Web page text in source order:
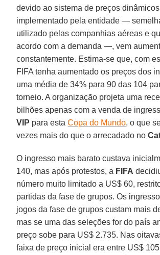
devido ao sistema de preços dinâmicos
implementado pela entidade —
utilizado pelas companhias aéreas e
acordo com a demanda —, vem
constantemente. Estima-se que, com
FIFA tenha aumentado os preços dos
uma média de 34% para 90 das 104
torneio. A organização projeta uma
bilhões apenas com a venda de
VIP para estaCopa do Mundo, o que
vezes mais do que o arrecadado no
O ingresso mais barato custava
140, mas após protestos, a FIFA
número muito limitado a US$ 60,
partidas da fase de grupos. Os
jogos da fase de grupos custam mais
mas se uma das seleções for do país
preço sobe para US$ 2.735. Nas
faixa de preço inicial era entre US$